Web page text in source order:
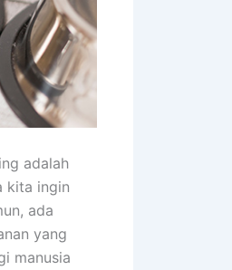
adalah
kita ingin
ada
yang
manusia